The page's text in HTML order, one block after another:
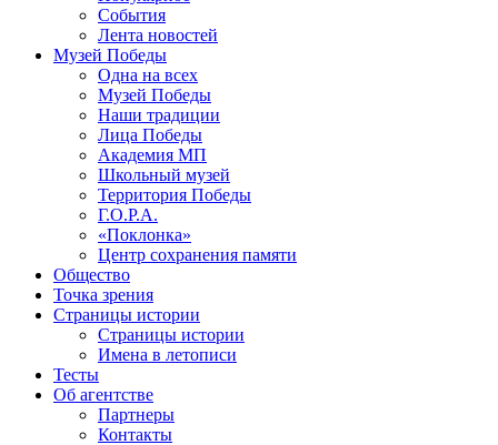
События
Лента новостей
Музей Победы
Одна на всех
Музей Победы
Наши традиции
Лица Победы
Академия МП
Школьный музей
Территория Победы
Г.О.Р.А.
«Поклонка»
Центр сохранения памяти
Общество
Точка зрения
Страницы истории
Страницы истории
Имена в летописи
Тесты
Об агентстве
Партнеры
Контакты